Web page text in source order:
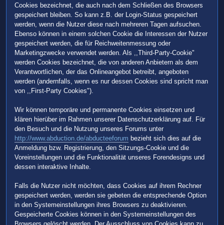
Cookies bezeichnet, die auch nach dem Schließen des Browsers
gespeichert bleiben. So kann z.B. der Login-Status gespeichert
werden, wenn die Nutzer diese nach mehreren Tagen aufsuchen.
Ebenso können in einem solchen Cookie die Interessen der Nutzer
gespeichert werden, die für Reichweitenmessung oder
Marketingzwecke verwendet werden. Als ,,Third-Party-Cookie"
werden Cookies bezeichnet, die von anderen Anbietern als dem
Verantwortlichen, der das Onlineangebot betreibt, angeboten
werden (andernfalls, wenn es nur dessen Cookies sind spricht man
von ,,First-Party Cookies").
Wir können temporäre und permanente Cookies einsetzen und
klären hierüber im Rahmen unserer Datenschutzerklärung auf. Für
den Besuch und die Nutzung unseres Forums unter
http://www.abduction.de/abducteeforum bezieht sich dies auf die
Anmeldung bzw. Registrierung, den Sitzungs-Cookie und die
Voreinstellungen und die Funktionalität unseres Forendesigns und
dessen interaktive Inhalte.
Falls die Nutzer nicht möchten, dass Cookies auf ihrem Rechner
gespeichert werden, werden sie gebeten die entsprechende Option
in den Systemeinstellungen ihres Browsers zu deaktivieren.
Gespeicherte Cookies können in den Systemeinstellungen des